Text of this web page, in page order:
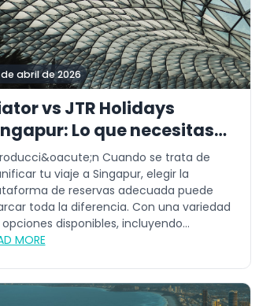
de abril de 2026
vs JTR Holidays
Lo que necesitas
Cuando se trata de
tu viaje a Singapur, elegir la
de reservas adecuada puede
toda la diferencia. Con una variedad
disponibles, incluyendo...
MORE